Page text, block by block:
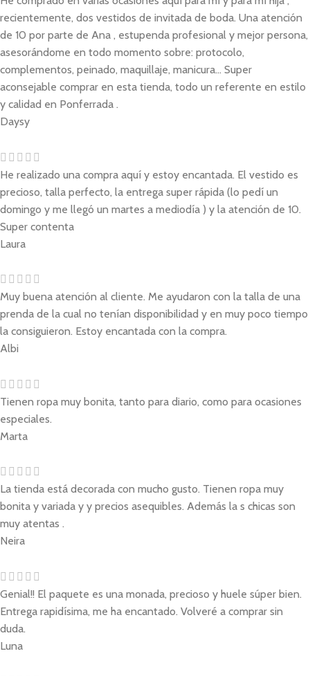
recientemente, dos vestidos de invitada de boda. Una atención
de 10 por parte de Ana , estupenda profesional y mejor persona,
asesorándome en todo momento sobre: protocolo,
complementos, peinado, maquillaje, manicura... Super
aconsejable comprar en esta tienda, todo un referente en estilo
y calidad en Ponferrada .
Daysy
He realizado una compra aquí y estoy encantada. El vestido es
precioso, talla perfecto, la entrega super rápida (lo pedí un
domingo y me llegó un martes a mediodía ) y la atención de 10.
Super contenta
Laura
Muy buena atención al cliente. Me ayudaron con la talla de una
prenda de la cual no tenían disponibilidad y en muy poco tiempo
la consiguieron. Estoy encantada con la compra.
Albi
Tienen ropa muy bonita, tanto para diario, como para ocasiones
especiales.
Marta
La tienda está decorada con mucho gusto. Tienen ropa muy
bonita y variada y y precios asequibles. Además la s chicas son
muy atentas .
Neira
Genial!! El paquete es una monada, precioso y huele súper bien.
Entrega rapidísima, me ha encantado. Volveré a comprar sin
duda.
Luna